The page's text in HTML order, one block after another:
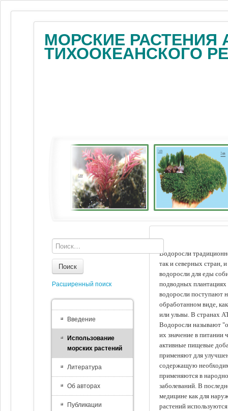
МОРСКИЕ РАСТЕНИЯ
ТИХООКЕАНСКОГО
Водоросли
так и северных стран,
водоросли для еды
подводных
водоросли поступают
обработанном виде,
или ульвы. В странах
Водоросли называют
их значение в питании
активные пищевые
применяют для
содержащую
применяются в
заболеваний. В
медицине как для
растений
Поиск
Расширенный поиск
Введение
Использование
морских растений
Литература
Об авторах
Публикации